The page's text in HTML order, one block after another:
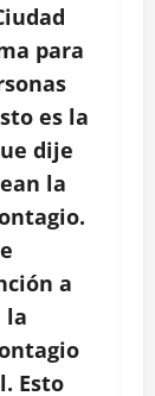
para
es la
dije
la
a
la
Esto